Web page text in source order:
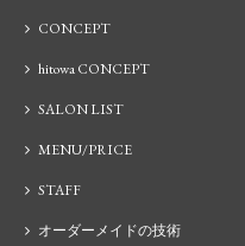
CONCEPT
hitowa CONCEPT
SALON LIST
MENU/PRICE
STAFF
オーダーメイドの技術